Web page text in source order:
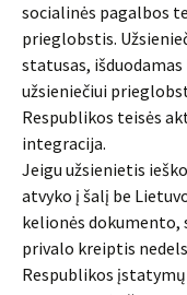
socialinės pagalbos
prieglobstis.
statusas,
užsieniečiui
Respublikos teisės
integracija.
Jeigu užsienietis
atvyko į šalį be
kelionės
privalo kreiptis
Respublikos